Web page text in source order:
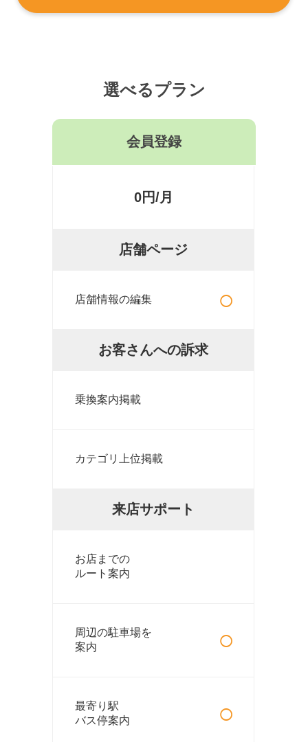
選べるプラン
会員登録
0円/月
店舗ページ
店舗情報の編集 ○
お客さんへの訴求
乗換案内掲載
カテゴリ上位掲載
来店サポート
お店までの
ルート案内
周辺の駐車場を
案内
○
最寄り駅
バス停案内
○